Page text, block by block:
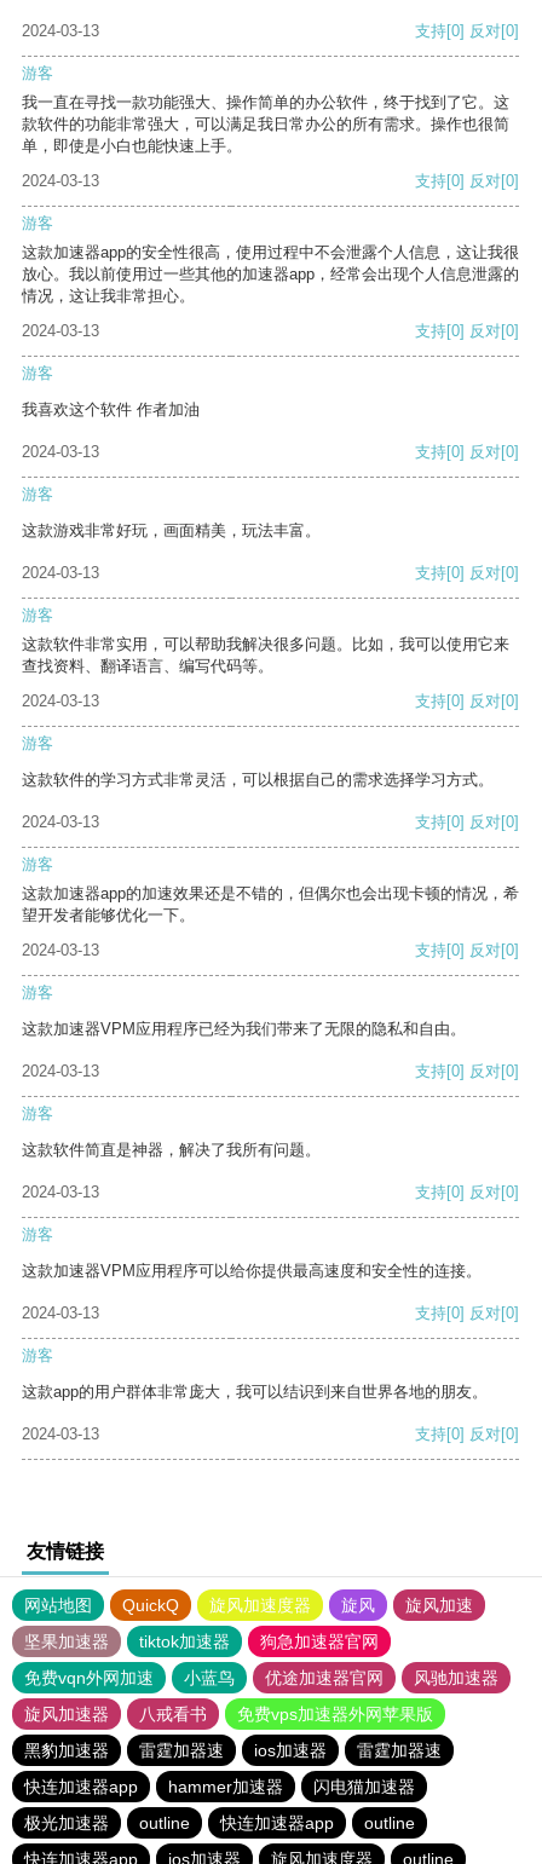
2024-03-13 支持[0] 反对[0]
游客
我一直在寻找一款功能强大、操作简单的办公软件，终于找到了它。这
款软件的功能非常强大，可以满足我日常办公的所有需求。操作也很简
单，即使是小白也能快速上手。
2024-03-13
支持[0] 反对[0]
游客
这款加速器app的安全性很高，使用过程中不会泄露个人信息，这让我很
放心。我以前使用过一些其他的加速器app，经常会出现个人信息泄露的
情况，这让我非常担心。
2024-03-13
支持[0] 反对[0]
游客
我喜欢这个软件 作者加油
2024-03-13 支持[0] 反对[0]
游客
这款游戏非常好玩，画面精美，玩法丰富。
2024-03-13 支持[0] 反对[0]
游客
这款软件非常实用，可以帮助我解决很多问题。比如，我可以使用它来
查找资料、翻译语言、编写代码等。
2024-03-13
支持[0] 反对[0]
游客
这款软件的学习方式非常灵活，可以根据自己的需求选择学习方式。
2024-03-13 支持[0] 反对[0]
游客
这款加速器app的加速效果还是不错的，但偶尔也会出现卡顿的情况，希
望开发者能够优化一下。
2024-03-13
支持[0] 反对[0]
游客
这款加速器VPM应用程序已经为我们带来了无限的隐私和自由。
2024-03-13 支持[0] 反对[0]
游客
这款软件简直是神器，解决了我所有问题。
2024-03-13 支持[0] 反对[0]
游客
这款加速器VPM应用程序可以给你提供最高速度和安全性的连接。
2024-03-13 支持[0] 反对[0]
游客
这款app的用户群体非常庞大，我可以结识到来自世界各地的朋友。
2024-03-13 支持[0] 反对[0]
友情链接
网站地图 QuickQ 旋风加速度器 旋风
旋风加速
坚果加速器
tiktok加速器
狗急加速器官网
免费vqn外网加速
小蓝鸟 优途加速器官网
风驰加速器
旋风加速器
八戒看书
免费vps加速器外网苹果版
黑豹加速器
雷霆加器速 ios加速器
雷霆加器速
快连加速器app
hammer加速器
闪电猫加速器
极光加速器
outline 快连加速器app
outline
快连加速器app
ios加速器 旋风加速度器 outline